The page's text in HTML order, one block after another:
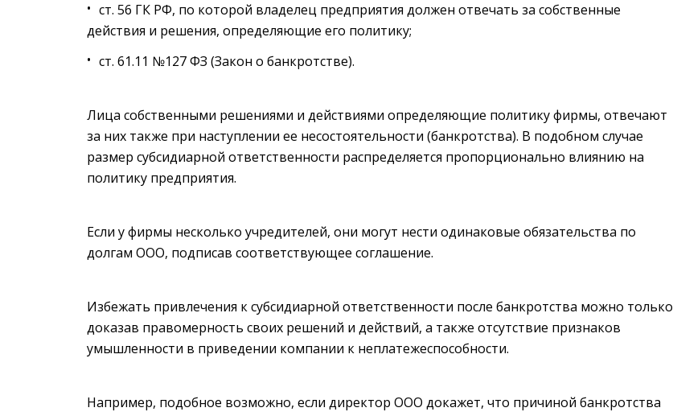
ст. 56 ГК РФ, по которой владелец предприятия должен отвечать за собственные
действия и решения, определяющие его политику;
ст. 61.11 №127 ФЗ (Закон о банкротстве).
Лица собственными решениями и действиями определяющие политику фирмы, отвечают
за них также при наступлении ее несостоятельности (банкротства). В подобном случае
размер субсидиарной ответственности распределяется пропорционально влиянию на
политику предприятия.
Если у фирмы несколько учредителей, они могут нести одинаковые обязательства по
долгам ООО, подписав соответствующее соглашение.
Избежать привлечения к субсидиарной ответственности после банкротства можно только
доказав правомерность своих решений и действий, а также отсутствие признаков
умышленности в приведении компании к неплатежеспособности.
Например, подобное возможно, если директор ООО докажет, что причиной банкротства